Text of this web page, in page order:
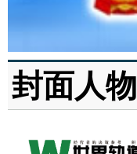
封面人物